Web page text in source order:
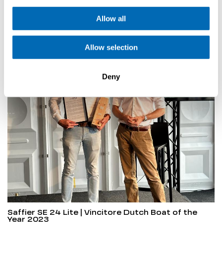
Allow all
Allow selection
Deny
Kay Heemskerk spiega il nuovo cantiere
Articolo successivo
Saffier SE 24 Lite | Vincitore Dutch Boat of the
Year 2023